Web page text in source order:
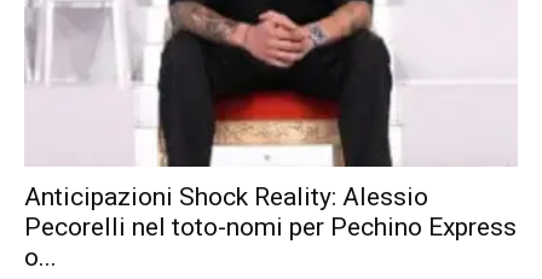
Anticipazioni Shock Reality: Alessio
Pecorelli nel toto-nomi per Pechino Express
o...